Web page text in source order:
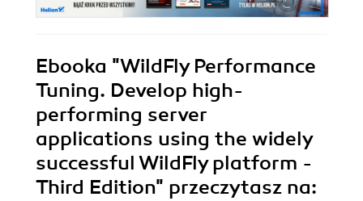
Ebooka "WildFly Performance
Tuning. Develop high-
performing server
applications using the widely
successful WildFly platform -
Third Edition" przeczytasz na: